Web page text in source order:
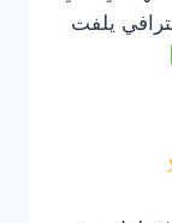
يلفت